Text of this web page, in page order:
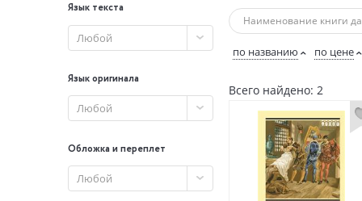
Язык текста
Любой
Язык оригинала
Любой
Обложка и переплет
Любой
Клавиго, обольстившего
публикой с двумя
своего компаньона
изумительную
возвратили подарок,
на подкуп. Бомарше был
знаменитые "M?moires"
личному делу характер
и тем расположил в
наивности и
увлекает читателя.
по названию по цене
Всего найдено: 2